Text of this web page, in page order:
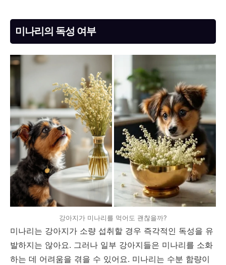
미나리의 독성 여부
강아지가 미나리를 먹어도 괜찮을까?
미나리는 강아지가 소량 섭취할 경우 즉각적인 독성을 유
발하지는 않아요. 그러나 일부 강아지들은 미나리를 소화
하는 데 어려움을 겪을 수 있어요. 미나리는 수분 함량이